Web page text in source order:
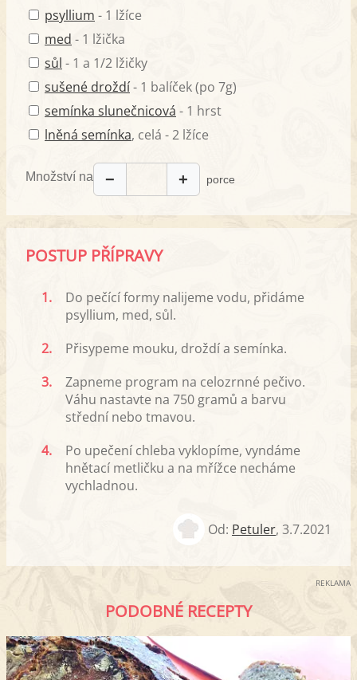
psyllium - 1 lžíce
med - 1 lžička
sůl - 1 a 1/2 lžičky
sušené droždí- 1 balíček (po 7g)
semínka slunečnicová - 1 hrst
lněná semínka, celá - 2 lžíce
Množství na − + porce
POSTUP PŘÍPRAVY
1.
Do pečící formy nalijeme vodu, přidáme
psyllium, med, sůl.
2.
Přisypeme mouku, droždí a semínka.
3.
Zapneme program na celozrnné pečivo.
Váhu nastavte na 750 gramů a barvu
střední nebo tmavou.
4.
Po upečení chleba vyklopíme, vyndáme
hnětací metličku a na mřížce necháme
vychladnou.
Od: Petuler, 3.7.2021
REKLAMA
PODOBNÉ RECEPTY